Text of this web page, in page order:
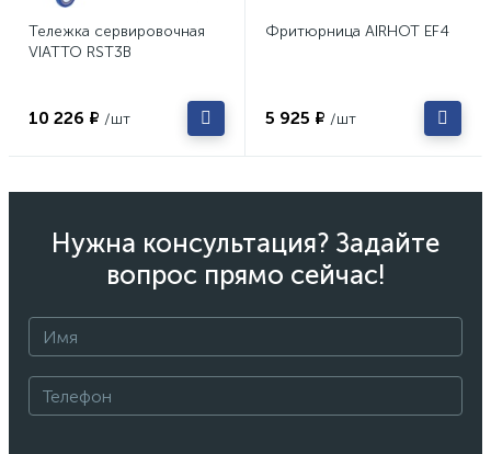
Тележка сервировочная
VIATTO RST3B
10 226 ₽ /шт
Фритюрница AIRHOT EF4
5 925 ₽ /шт
Нужна консультация? Задайте
вопрос прямо сейчас!